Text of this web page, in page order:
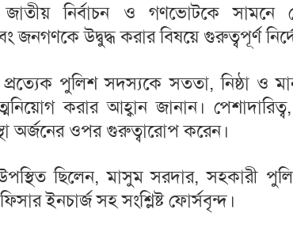
নির্বাচন ও গণভোটকে সামনে
জনগণকে উদ্বুদ্ধ করার বিষয়ে গুরুত্বপূর্ণ
পুলিশ সদস্যকে সততা, নিষ্ঠা ও
করার আহ্বান জানান।
অর্জনের ওপর গুরুত্বারোপ করেন।
ছিলেন, মাসুম সরদার, সহকারী
ইনচার্জ সহ সংশ্লিষ্ট ফোর্সবৃন্দ।